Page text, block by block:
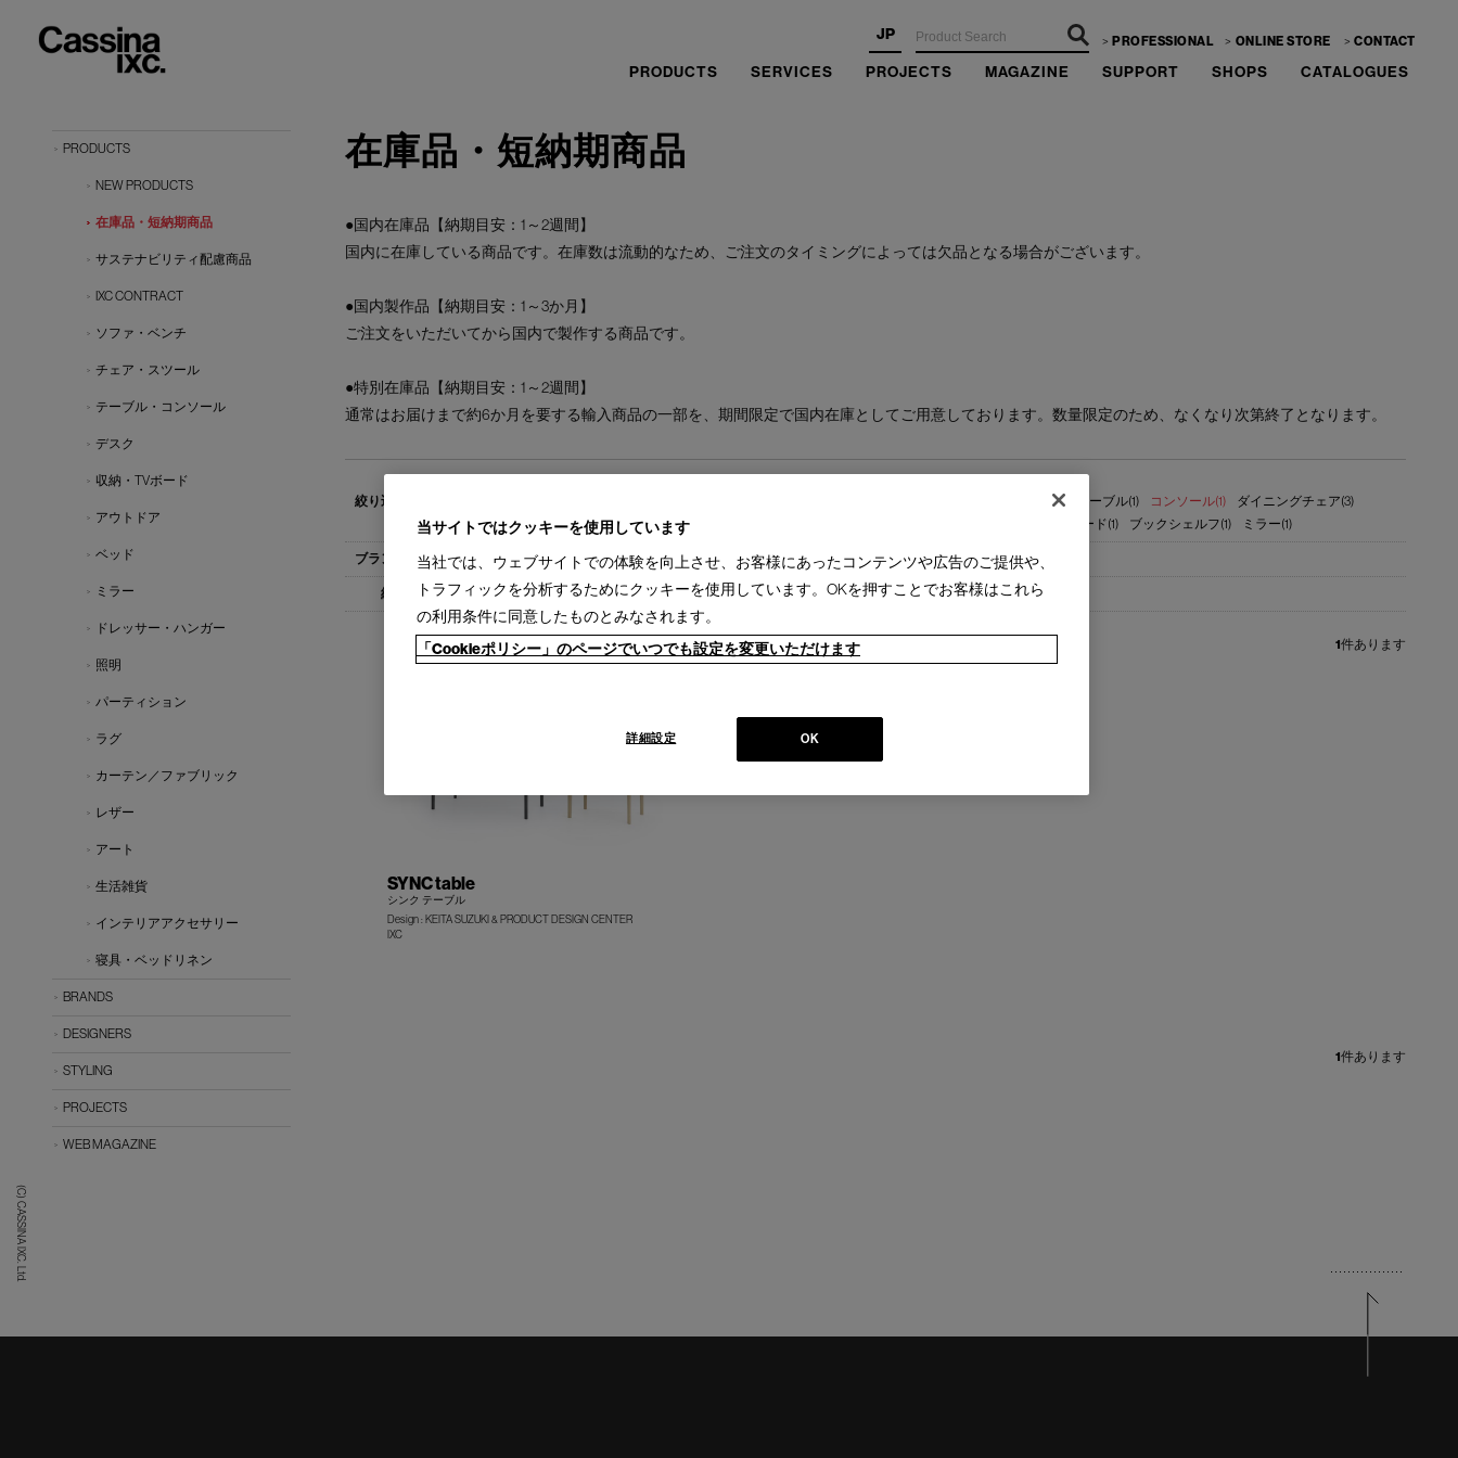
JP PROFESSIONAL ONLINE STORE CONTACT
PRODUCTS SERVICES PROJECTS MAGAZINE SUPPORT SHOPS CATALOGUES
(C) CASSINA IXC. Ltd.
在庫品・短納期商品
●国内在庫品【納期目安：1～2週間】
国内に在庫している商品です。在庫数は流動的なため、ご注文のタイミングによっては欠品となる場合がございます。
●国内製作品【納期目安：1～3か月】
ご注文をいただいてから国内で製作する商品です。
●特別在庫品【納期目安：1～2週間】
通常はお届けまで約6か月を要する輸入商品の一部を、期間限定で国内在庫としてご用意しております。数量限定のため、なくなり次第終了となります。
ミーティングテーブル(1) コンソール(1)
ダイニングチェア(3)
アームチェア(1)
ミーティングチェア(1) スタッキングチェア(1) テレビボード(1) ブックシェルフ(1) ミラー(1)
すべて Cassina(1) IXC(1)
すべて 1-2週間［国内在庫品］(1) 1-3ヵ月［国内製作品］(2)
1件あります
SYNC table
シンク テーブル
Design : KEITA SUZUKI & PRODUCT DESIGN CENTER
IXC
1件あります
PRODUCTS
NEW PRODUCTS
在庫品・短納期商品
サステナビリティ配慮商品
IXC CONTRACT
ソファ・ベンチ
チェア・スツール
テーブル・コンソール
デスク
収納・TVボード
アウトドア
ベッド
ミラー
ドレッサー・ハンガー
照明
パーティション
ラグ
カーテン／ファブリック
レザー
アート
生活雑貨
インテリアアクセサリー
寝具・ベッドリネン
BRANDS
DESIGNERS
STYLING
PROJECTS
WEB MAGAZINE
当サイトではクッキーを使用しています
当社では、ウェブサイトでの体験を向上させ、お客様にあったコンテンツや広告のご提供や、
トラフィックを分析するためにクッキーを使用しています。OKを押すことでお客様はこれら
の利用条件に同意したものとみなされます。
「Cookieポリシー」のページでいつでも設定を変更いただけます
OK
詳細設定